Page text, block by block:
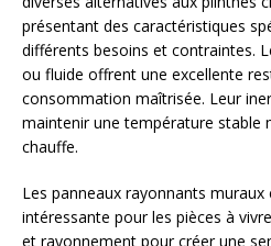
présentant des caractéristiques
différents besoins et contraintes.
ou fluide offrent une excellente
consommation maîtrisée. Leur
maintenir une température stable
chauffe.
Les panneaux rayonnants
intéressante pour les pièces à
et rayonnement pour créer une